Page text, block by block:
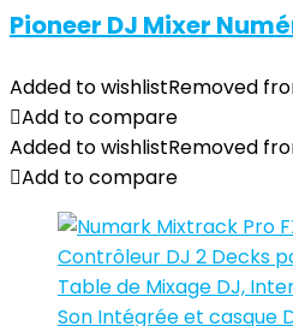
Pioneer DJ Mixer
Added to wishlistRemoved
Add to compare
Added to wishlistRemoved
Add to compare